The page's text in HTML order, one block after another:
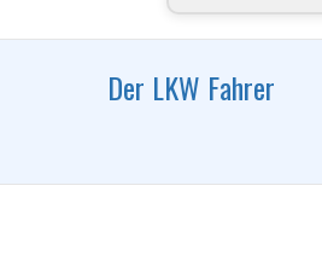
Der LKW Fahrer